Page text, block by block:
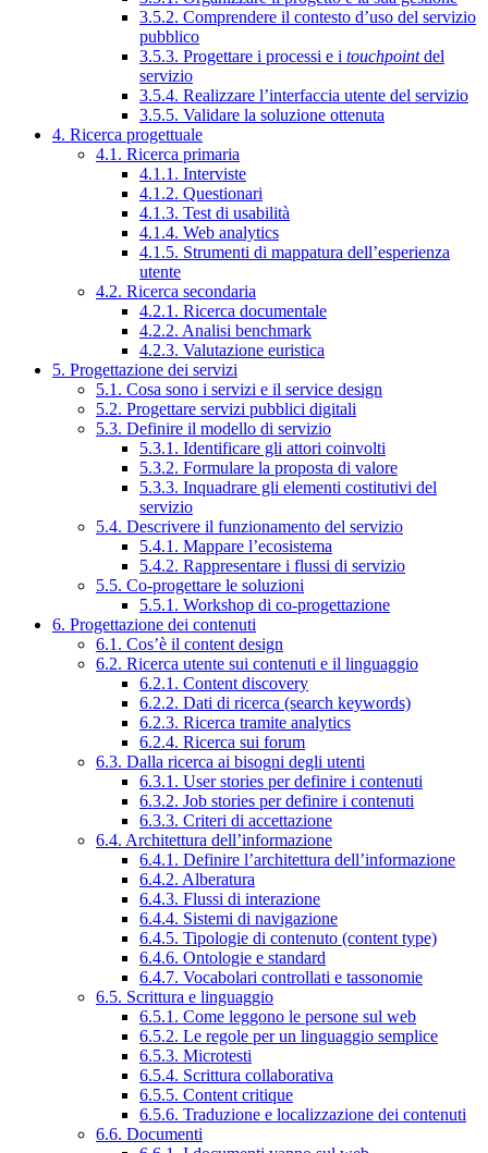
3.5.2. Comprendere il contesto d’uso del servizio
pubblico
3.5.3. Progettare i processi e i touchpointdel
servizio
3.5.4. Realizzare l’interfaccia utente del servizio
3.5.5. Validare la soluzione ottenuta
4. Ricerca progettuale
4.1. Ricerca primaria
4.1.1. Interviste
4.1.2. Questionari
4.1.3. Test di usabilità
4.1.4. Web analytics
4.1.5. Strumenti di mappatura dell’esperienza
utente
4.2. Ricerca secondaria
4.2.1. Ricerca documentale
4.2.2. Analisi benchmark
4.2.3. Valutazione euristica
5. Progettazione dei servizi
5.1. Cosa sono i servizi e il service design
5.2. Progettare servizi pubblici digitali
5.3. Definire il modello di servizio
5.3.1. Identificare gli attori coinvolti
5.3.2. Formulare la proposta di valore
5.3.3. Inquadrare gli elementi costitutivi del
servizio
5.4. Descrivere il funzionamento del servizio
5.4.1. Mappare l’ecosistema
5.4.2. Rappresentare i flussi di servizio
5.5. Co-progettare le soluzioni
5.5.1. Workshop di co-progettazione
6. Progettazione dei contenuti
6.1. Cos’è il content design
6.2. Ricerca utente sui contenuti e il linguaggio
6.2.1. Content discovery
6.2.2. Dati di ricerca (search keywords)
6.2.3. Ricerca tramite analytics
6.2.4. Ricerca sui forum
6.3. Dalla ricerca ai bisogni degli utenti
6.3.1. User stories per definire i contenuti
6.3.2. Job stories per definire i contenuti
6.3.3. Criteri di accettazione
6.4. Architettura dell’informazione
6.4.1. Definire l’architettura dell’informazione
6.4.2. Alberatura
6.4.3. Flussi di interazione
6.4.4. Sistemi di navigazione
6.4.5. Tipologie di contenuto (content type)
6.4.6. Ontologie e standard
6.4.7. Vocabolari controllati e tassonomie
6.5. Scrittura e linguaggio
6.5.1. Come leggono le persone sul web
6.5.2. Le regole per un linguaggio semplice
6.5.3. Microtesti
6.5.4. Scrittura collaborativa
6.5.5. Content critique
6.5.6. Traduzione e localizzazione dei contenuti
6.6. Documenti